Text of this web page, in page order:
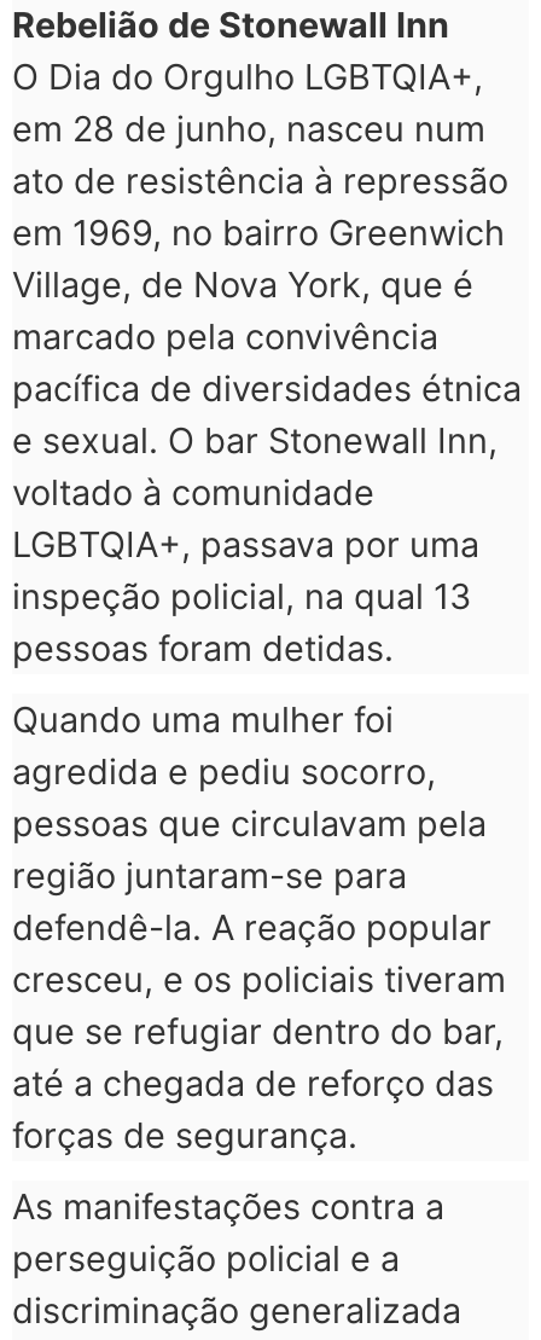
Rebelião de Stonewall Inn
O Dia do Orgulho LGBTQIA+,
em 28 de junho, nasceu num
ato de resistência à repressão
em 1969, no bairro Greenwich
Village, de Nova York, que é
marcado pela convivência
pacífica de diversidades étnica
e sexual. O bar Stonewall Inn,
voltado à comunidade
LGBTQIA+, passava por uma
inspeção policial, na qual 13
pessoas foram detidas.
Quando uma mulher foi
agredida e pediu socorro,
pessoas que circulavam pela
região juntaram-se para
defendê-la. A reação popular
cresceu, e os policiais tiveram
que se refugiar dentro do bar,
até a chegada de reforço das
forças de segurança.
As manifestações contra a
perseguição policial e a
discriminação generalizada